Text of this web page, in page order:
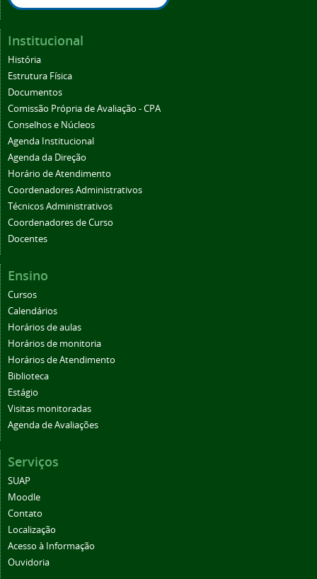
Institucional
História
Estrutura Física
Documentos
Comissão Própria de Avaliação - CPA
Conselhos e Núcleos
Agenda Institucional
Agenda da Direção
Horário de Atendimento
Coordenadores Administrativos
Técnicos Administrativos
Coordenadores de Curso
Docentes
Ensino
Cursos
Calendários
Horários de aulas
Horários de monitoria
Horários de Atendimento
Biblioteca
Estágio
Visitas monitoradas
Agenda de Avaliações
Serviços
SUAP
Moodle
Contato
Localização
Acesso à Informação
Ouvidoria